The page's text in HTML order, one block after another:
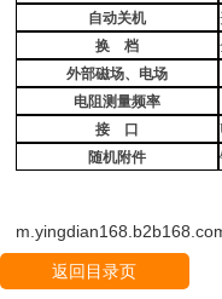
自动关机
换
档
外部磁场、电场
电阻测量频率
接
口
随机附件
返回目录页